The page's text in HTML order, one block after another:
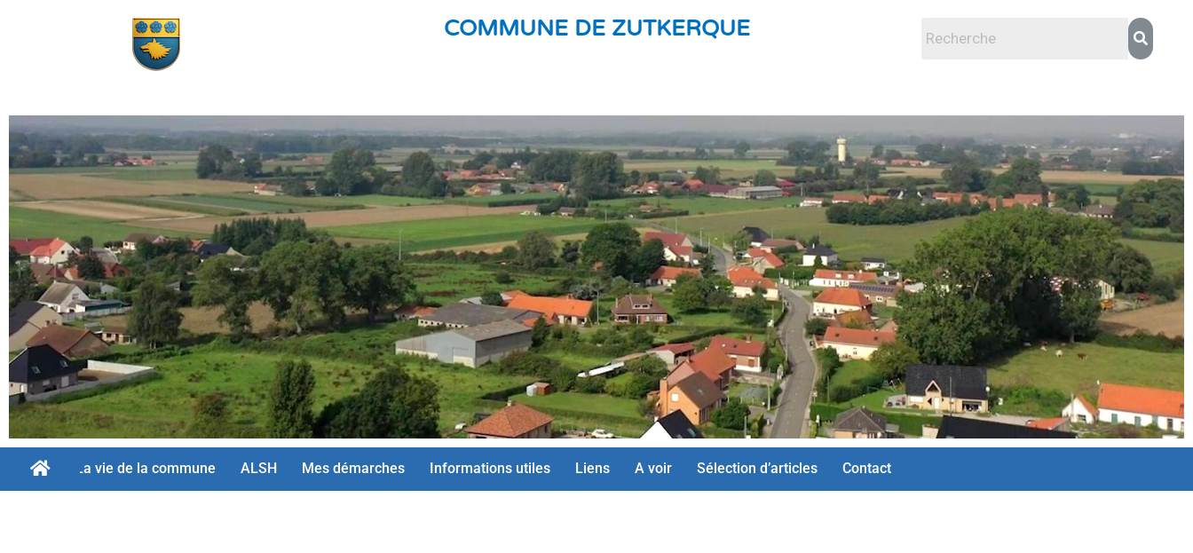
COMMUNE DE ZUTKERQUE
La vie de la commune ALSH Mes démarches Informations utiles Liens A voir Sélection d’articles Contact